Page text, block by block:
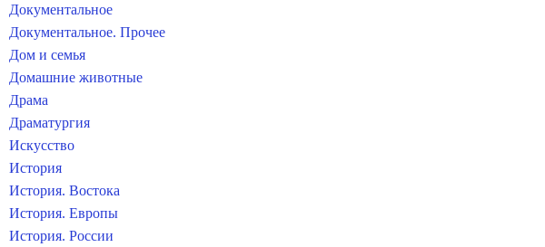
Документальное
Документальное. Прочее
Дом и семья
Домашние животные
Драма
Драматургия
Искусство
История
История. Востока
История. Европы
История. России